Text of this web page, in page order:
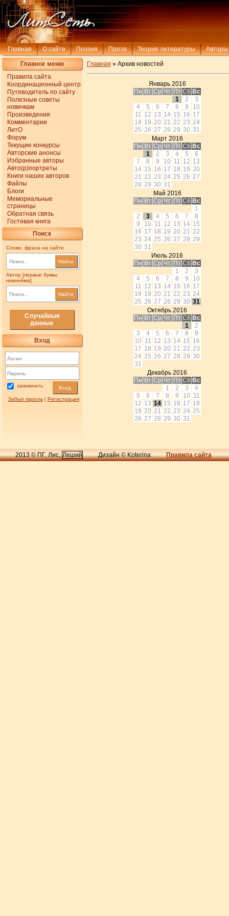
Главная О сайте Поэзия Проза Теория литературы Авторы
Главное меню
Правила сайта
Координационный центр
Путеводитель по сайту
Полезные советы
новичкам
Произведения
Комментарии
ЛитО
Форум
Текущие конкурсы
Авторские анонсы
Избранные авторы
Авто(р)портреты
Книги наших авторов
Файлы
Блоги
Мемориальные
страницы
Обратная связь
Гостевая книга
Поиск
Слово, фраза на сайте
Найти
Автор [первые буквы
никнейма]
Найти
Случайные
данные
Вход
запомнить Вход
Забыл пароль| Регистрация
Главная » Архив новостей
Январь 2016
Пн Вт Ср Чт Пт Сб Вс
1
2
3
4
5 6 7 8 9
10
11 12 13 14 15 16 17
18 19 20 21 22 23 24
25 26 27 28 29 30 31
Март 2016
Пн Вт Ср Чт Пт Сб Вс
1
2 3 4 5
6
7
8 9 10 11 12 13
14 15 16 17 18 19 20
21 22 23 24 25 26 27
28 29 30 31
Май 2016
Пн Вт Ср Чт Пт Сб Вс
1
2
3 4 5 6 7
8
9
10 11 12 13 14 15
16 17 18 19 20 21 22
23 24 25 26 27 28 29
30 31
Июль 2016
Пн Вт Ср Чт Пт Сб Вс
1
2
3
4
5 6 7 8 9
10
11 12 13 14 15 16 17
18 19 20 21 22 23 24
25 26 27 28 29 30 31
Октябрь 2016
Пн Вт Ср Чт Пт Сб Вс
1
2
3
4 5 6 7 8
9
10 11 12 13 14 15 16
17 18 19 20 21 22 23
24 25 26 27 28 29 30
31
Декабрь 2016
Пн Вт Ср Чт Пт Сб Вс
1
2 3
4
5
6 7 8 9 10 11
12 13 14 15 16 17 18
19 20 21 22 23 24 25
26 27 28 29 30 31
2013 © ПГ, Лис,Леший Дизайн © Koterina Правила сайта